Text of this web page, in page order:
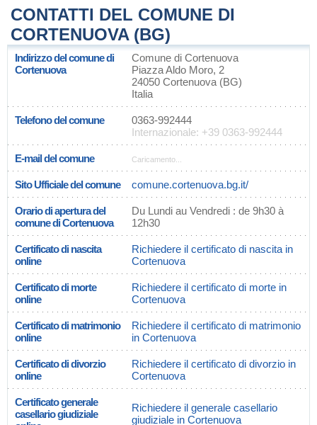
CONTATTI DEL COMUNE DI
CORTENUOVA (BG)
Indirizzo del comune di
Cortenuova
Comune di Cortenuova
Piazza Aldo Moro, 2
24050 Cortenuova (BG)
Italia
Telefono del comune
0363-992444
Internazionale: +39 0363-992444
E-mail del comune Caricamento...
Sito Ufficiale del comune comune.cortenuova.bg.it/
Orario di apertura del
comune di Cortenuova
Du Lundi au Vendredi : de 9h30 à
12h30
Certificato di nascita
online
Richiedere il certificato di nascita in
Cortenuova
Certificato di morte
online
Richiedere il certificato di morte in
Cortenuova
Certificato di matrimonio
online
Richiedere il certificato di matrimonio
in Cortenuova
Certificato di divorzio
online
Richiedere il certificato di divorzio in
Cortenuova
Certificato generale
casellario giudiziale
Richiedere il generale casellario
giudiziale in Cortenuova